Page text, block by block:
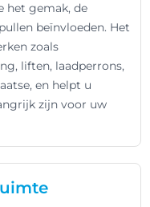
het gemak, de
beïnvloeden. Het
zoals
liften, laadperrons,
en helpt u
zijn voor uw